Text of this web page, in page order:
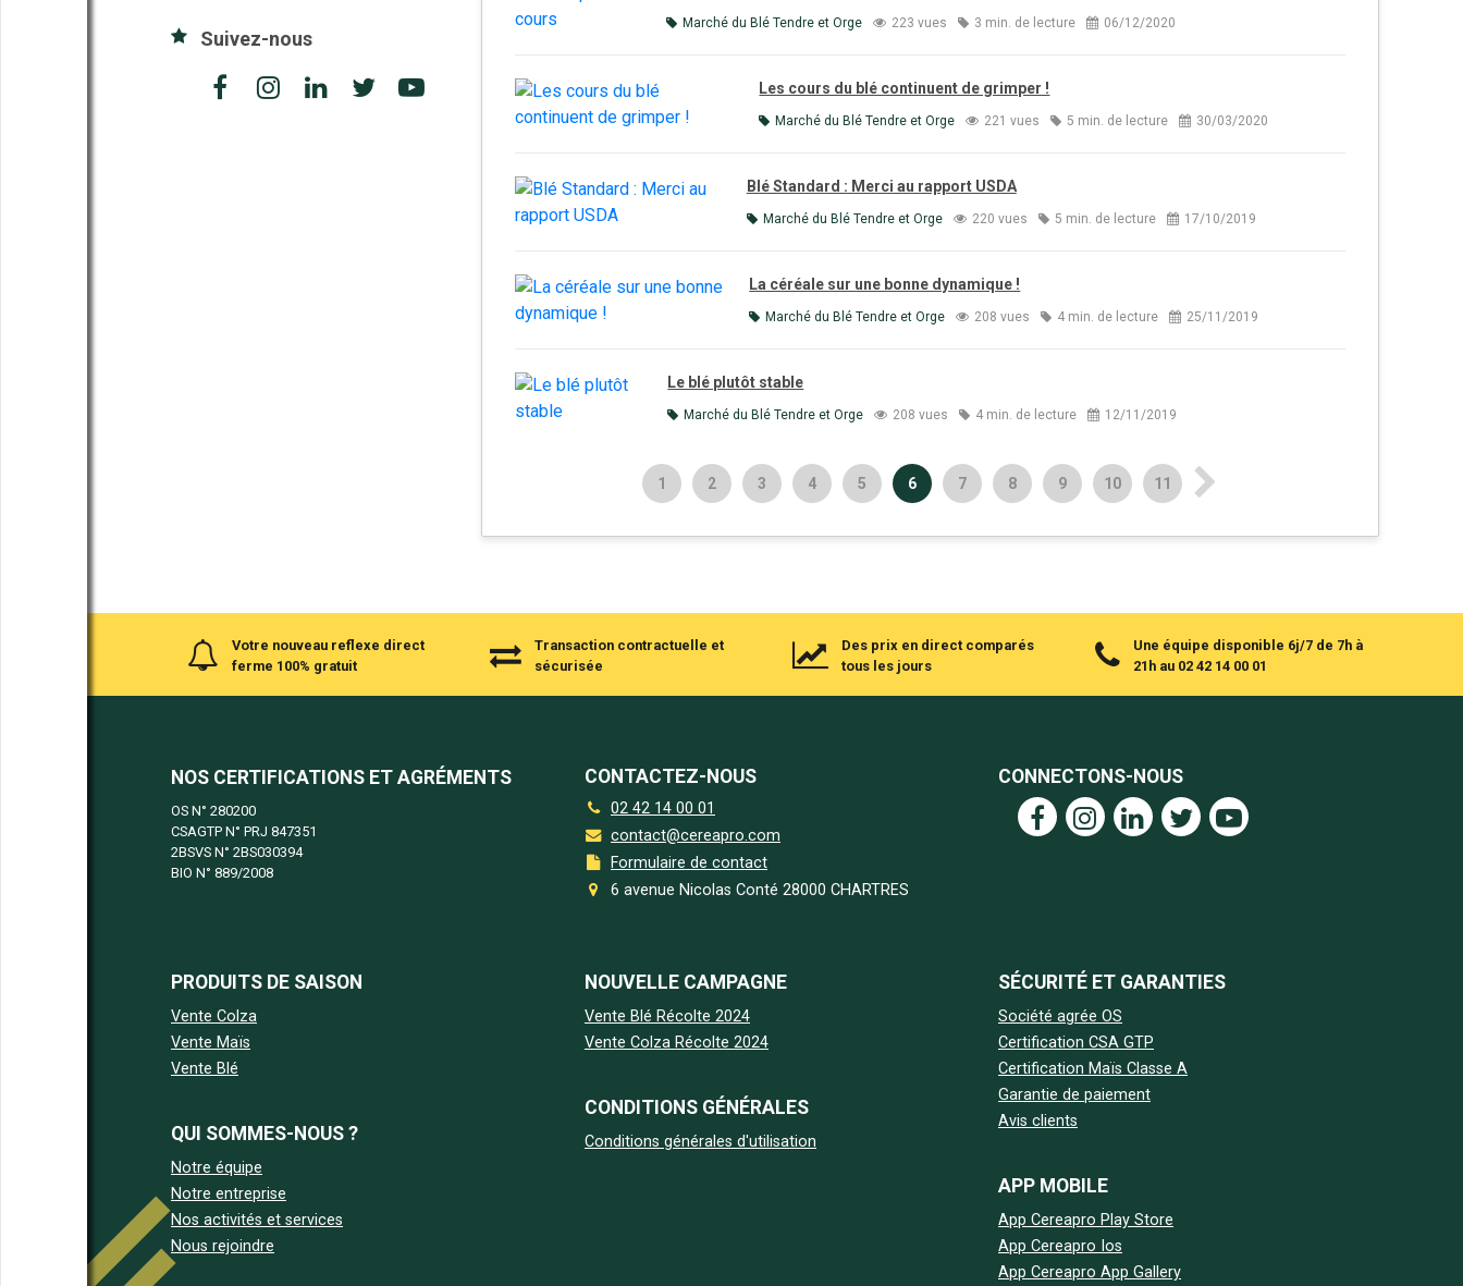
Suivez-nous
Marché du Blé Tendre et Orge 223 vues 3 min. de lecture 06/12/2020
Les cours du blé continuent de grimper !
Marché du Blé Tendre et Orge 221 vues 5 min. de lecture 30/03/2020
Blé Standard : Merci au rapport USDA
Marché du Blé Tendre et Orge 220 vues 5 min. de lecture 17/10/2019
La céréale sur une bonne dynamique !
Marché du Blé Tendre et Orge 208 vues 4 min. de lecture 25/11/2019
Le blé plutôt stable
Marché du Blé Tendre et Orge 208 vues 4 min. de lecture 12/11/2019
1 2 3 4 5 6 7 8 9 10 11
Votre nouveau reflexe direct
ferme 100% gratuit
Transaction contractuelle et
sécurisée
Des prix en direct comparés
tous les jours
Une équipe disponible 6j/7 de 7h à
21h au 02 42 14 00 01
NOS CERTIFICATIONS ET AGRÉMENTS
OS N° 280200
CSAGTP N° PRJ 847351
2BSVS N° 2BS030394
BIO N° 889/2008
CONTACTEZ-NOUS
02 42 14 00 01
contact@cereapro.com
Formulaire de contact
6 avenue Nicolas Conté 28000 CHARTRES
CONNECTONS-NOUS
PRODUITS DE SAISON
Vente Colza
Vente Maïs
Vente Blé
QUI SOMMES-NOUS ?
Notre équipe
Notre entreprise
Nos activités et services
Nous rejoindre
NOUVELLE CAMPAGNE
Vente Blé Récolte 2024
Vente Colza Récolte 2024
CONDITIONS GÉNÉRALES
Conditions générales d'utilisation
SÉCURITÉ ET GARANTIES
Société agrée OS
Certification CSA GTP
Certification Maïs Classe A
Garantie de paiement
Avis clients
APP MOBILE
App Cereapro Play Store
App Cereapro Ios
App Cereapro App Gallery